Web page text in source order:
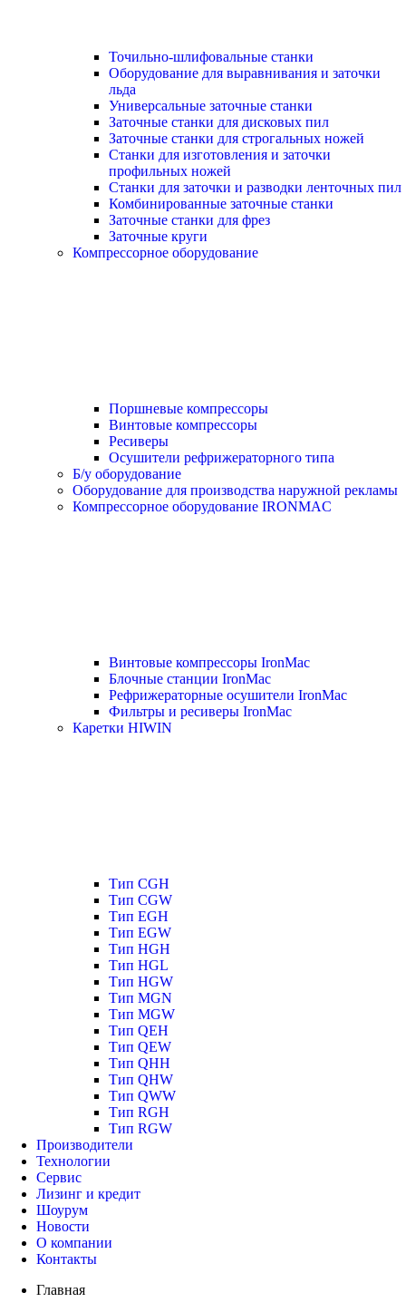
Точильно-шлифовальные станки
Оборудование для выравнивания и заточки
льда
Универсальные заточные станки
Заточные станки для дисковых пил
Заточные станки для строгальных ножей
Станки для изготовления и заточки
профильных ножей
Станки для заточки и разводки ленточных пил
Комбинированные заточные станки
Заточные станки для фрез
Заточные круги
Компрессорное оборудование
Поршневые компрессоры
Винтовые компрессоры
Ресиверы
Осушители рефрижераторного типа
Б/у оборудование
Оборудование для производства наружной рекламы
Компрессорное оборудование IRONMAC
Винтовые компрессоры IronMac
Блочные станции IronMac
Рефрижераторные осушители IronMac
Фильтры и ресиверы IronMac
Каретки HIWIN
Тип CGH
Тип CGW
Тип EGH
Тип EGW
Тип HGH
Тип HGL
Тип HGW
Тип MGN
Тип MGW
Тип QEH
Тип QEW
Тип QHH
Тип QHW
Тип QWW
Тип RGH
Тип RGW
Производители
Технологии
Сервис
Лизинг и кредит
Шоурум
Новости
О компании
Контакты
Главная